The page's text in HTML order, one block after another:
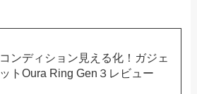
コンディション見える化！ガジェ
ットOura Ring Gen３レビュー